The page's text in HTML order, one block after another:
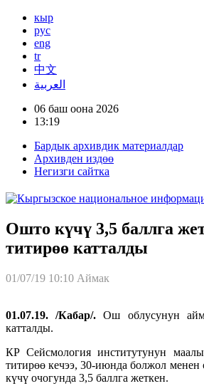
кыр
рус
eng
tr
中文
العربية
06 баш оона 2026
13:19
Бардык архивдик материалдар
Архивден издөө
Негизги сайтка
Ошто күчү 3,5 баллга
титирөө катталды
01/07/19 10:10 Аймак
01.07.19. /Кабар/.Ош облусунун
катталды.
КР Сейсмология институтунун
титирөө кечээ, 30-июнда болжол менен
күчү очогунда 3,5 баллга жеткен.